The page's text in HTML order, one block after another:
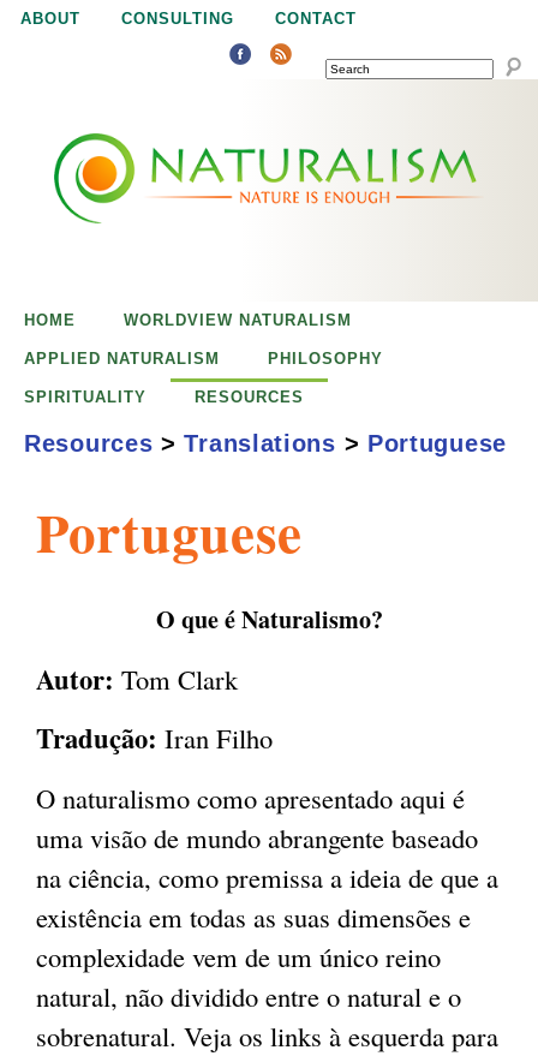
Jump to navigation
ABOUT CONSULTING CONTACT
SEARCH
u
m
Portuguese
O que é Naturalismo?
Autor: Tom Clark
Tradução: Iran Filho
O naturalismo como apresentado aqui é
uma visão de mundo abrangente baseado
na ciência, como premissa a ideia de que a
existência em todas as suas dimensões e
complexidade vem de um único reino
natural, não dividido entre o natural e o
sobrenatural. Veja os links à esquerda para
HOME WORLDVIEW NATURALISM
APPLIED NATURALISM PHILOSOPHY
SPIRITUALITY RESOURCES
Resources > Translations > Portuguese